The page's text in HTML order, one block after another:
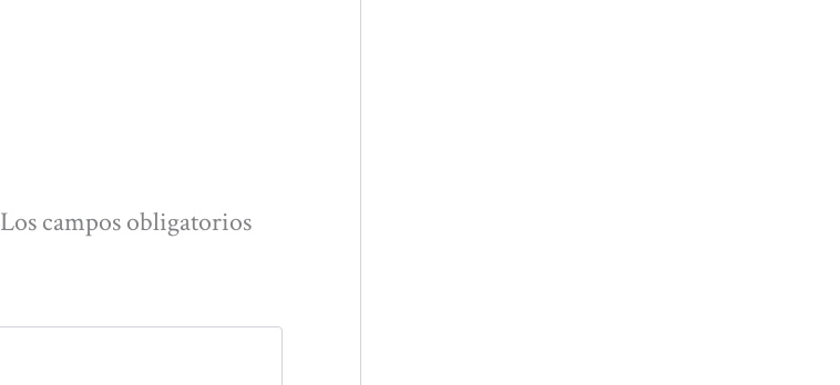
Los campos obligatorios